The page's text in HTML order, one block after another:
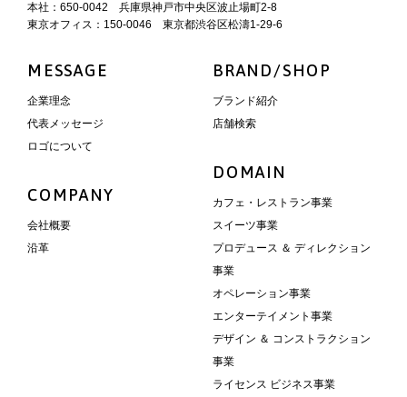
本社：650-0042 兵庫県神戸市中央区波止場町2-8
東京オフィス：150-0046 東京都渋谷区松濤1-29-6
MESSAGE
企業理念
代表メッセージ
ロゴについて
COMPANY
会社概要
沿革
BRAND/SHOP
ブランド紹介
店舗検索
DOMAIN
カフェ・レストラン事業
スイーツ事業
プロデュース ＆ ディレクション
事業
オペレーション事業
エンターテイメント事業
デザイン ＆ コンストラクション
事業
ライセンス ビジネス事業